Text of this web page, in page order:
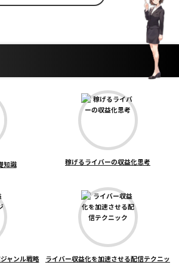
知識 稼げるライバーの収益化思考
ャンル戦略
ライバー収益化を加速させる配信テクニッ